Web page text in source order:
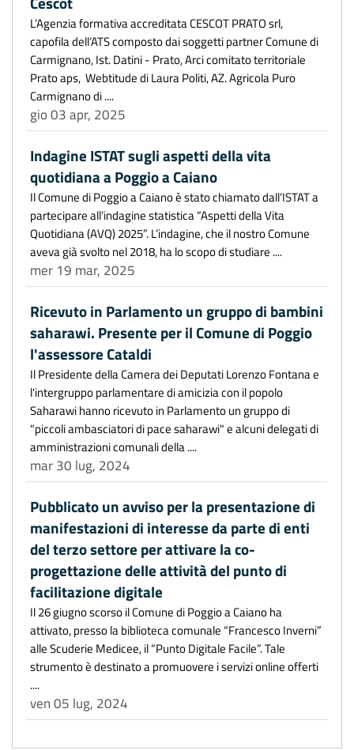
L’Agenzia formativa accreditata CESCOT PRATO srl,
capofila dell’ATS composto dai soggetti partner Comune di
Carmignano, Ist. Datini - Prato, Arci comitato territoriale
Prato aps, Webtitude di Laura Politi, AZ. Agricola Puro
Carmignano di ....
gio 03 apr, 2025
Indagine ISTAT sugli aspetti della vita
quotidiana a Poggio a Caiano
Il Comune di Poggio a Caiano è stato chiamato dall’ISTAT a
partecipare all’indagine statistica “Aspetti della Vita
Quotidiana (AVQ) 2025”. L’indagine, che il nostro Comune
aveva già svolto nel 2018, ha lo scopo di studiare ....
mer 19 mar, 2025
Ricevuto in Parlamento un gruppo di bambini
saharawi. Presente per il Comune di Poggio
l'assessore Cataldi
Il Presidente della Camera dei Deputati Lorenzo Fontana e
l'intergruppo parlamentare di amicizia con il popolo
Saharawi hanno ricevuto in Parlamento un gruppo di
"piccoli ambasciatori di pace saharawi" e alcuni delegati di
amministrazioni comunali della ....
mar 30 lug, 2024
Pubblicato un avviso per la presentazione di
manifestazioni di interesse da parte di enti
del terzo settore per attivare la co-
progettazione delle attività del punto di
facilitazione digitale
Il 26 giugno scorso il Comune di Poggio a Caiano ha
attivato, presso la biblioteca comunale “Francesco Inverni”
alle Scuderie Medicee, il “Punto Digitale Facile”. Tale
strumento è destinato a promuovere i servizi online offerti
....
ven 05 lug, 2024